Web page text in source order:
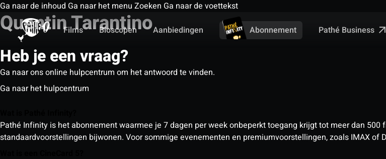
Ga naar de inhoud Ga naar het menu Zoeken Ga naar de voettekst
Films
Bioscopen Aanbiedingen Abonnement Pathé Business
Quentin Tarantino
Heb je een vraag?
Ga naar ons online hulpcentrum om het antwoord te vinden.
Ga naar het hulpcentrum
Pathé Infinity is het abonnement waarmee je 7 dagen per week onbeperkt toegang krijgt tot meer dan
standaardvoorstellingen bijwonen. Voor sommige evenementen en premiumvoorstellingen, zoals IMAX of